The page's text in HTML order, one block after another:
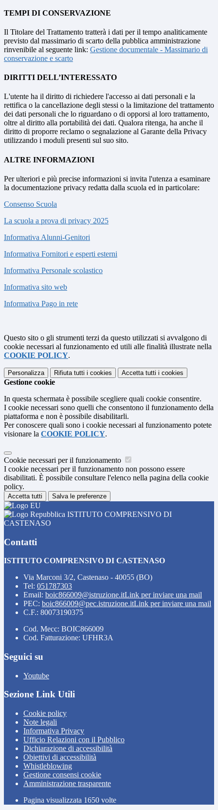
TEMPI DI CONSERVAZIONE
Il Titolare del Trattamento tratterà i dati per il tempo analiticamente
previsto dal massimario di scarto della pubblica amministrazione
rinvenibile al seguente link: Gestione documentale - Massimario di
conservazione e scarto
DIRITTI DELL’INTERESSATO
L'utente ha il diritto di richiedere l'accesso ai dati personali e la
rettifica o la cancellazione degli stessi o la limitazione del trattamento
dei dati personali che lo riguardano o di opporsi al loro trattamento,
oltre al diritto alla portabilità dei dati. Qualora ritenga, ha anche il
diritto di proporre reclamo o segnalazione al Garante della Privacy
utilizzando i moduli presenti sul suo sito.
ALTRE INFORMAZIONI
Per ulteriori e più precise informazioni si invita l'utenza a esaminare
la documentazione privacy redatta dalla scuola ed in particolare:
Consenso Scuola
La scuola a prova di privacy 2025
Informativa Alunni-Genitori
Informativa Fornitori e esperti esterni
Informativa Personale scolastico
Informativa sito web
Informativa Pago in rete
Questo sito o gli strumenti terzi da questo utilizzati si avvalgono di
cookie necessari al funzionamento ed utili alle finalità illustrate nella
COOKIE POLICY.
Personalizza Rifiuta tutti i cookies Accetta tutti i cookies
Gestione cookie
In questa schermata è possibile scegliere quali cookie consentire.
I cookie necessari sono quelli che consentono il funzionamento della
piattaforma e non è possibile disabilitarli.
Per conoscere quali sono i cookie necessari al funzionamento potete
visionare la COOKIE POLICY.
Cookie necessari per il funzionamento
I cookie necessari per il funzionamento non possono essere
disabilitati. È possibile consultare l'elenco nella pagina della cookie
policy.
Accetta tutti Salva le preferenze
ISTITUTO COMPRENSIVO DI
CASTENASO
Contatti
ISTITUTO COMPRENSIVO DI CASTENASO
Via Marconi 3/2, Castenaso - 40055 (BO)
Tel: 051787303
Email: boic866009@istruzione.itLink per inviare una mail
PEC: boic866009@pec.istruzione.itLink per inviare una mail
C.F.: 80073190375
Cod. Mecc: BOIC866009
Cod. Fatturazione: UFHR3A
Seguici su
Youtube
Sezione Link Utili
Cookie policy
Note legali
Informativa Privacy
Ufficio Relazioni con il Pubblico
Dichiarazione di accessibilità
Obiettivi di accessibilità
Whistleblowing
Gestione consensi cookie
Amministrazione trasparente
Pagina visualizzata 1650 volte